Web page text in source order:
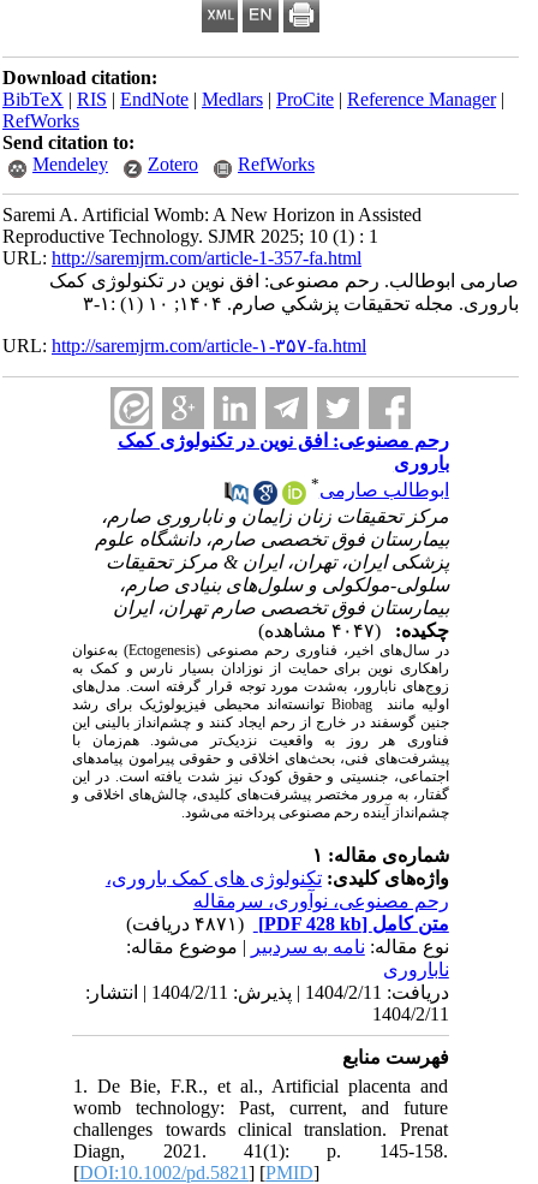
Download citation:
BibTeX|RIS|EndNote|Medlars|ProCite|Reference Manager
RefWorks
Send citation to:
Mendeley
Zotero RefWorks
Saremi A. Artificial Womb: A New Horizon in Assisted
Reproductive Technology. SJMR 2025; 10 (1) : 1
URL:http://saremjrm.com/article-1-357-fa.html
صارمی ابوطالب. رحم مصنوعی: افق نوین در تکنولوژی کمک
باروری. مجله تحقيقات پزشكي صارم. ۱۴۰۴; ۱۰ (۱) :۱-۳
URL:http://saremjrm.com/article-۱-۳۵۷-fa.html
رحم مصنوعی: افق نوین در تکنولوژی کمک
باروری
ابوطالب صارمی
مرکز تحقیقات زنان زایمان و ناباروری صارم،
بیمارستان فوق تخصصی صارم، دانشگاه علوم
پزشکی ایران، تهران، ایران & مرکز تحقیقات
سلولی-مولکولی و سلول‌های بنیادی صارم،
بیمارستان فوق تخصصی صارم تهران، ایران
چکیده:
در سال‌های اخیر، فناوری رحم مصنوعی ( Ectogenesis
) به‌عنوان
راهکاری نوین برای حمایت از نوزادان بسیار نارس و کمک به
زوج‌های نابارور، به‌شدت مورد توجه قرار گرفته است. مدل‌های
اولیه مانند Biobag توانسته‌اند محیطی فیزیولوژیک برای رشد
جنین گوسفند در خارج از رحم ایجاد کنند و چشم‌انداز بالینی این
فناوری هر روز به واقعیت نزدیک‌تر می‌شود. هم‌زمان با
پیشرفت‌های فنی، بحث‌های اخلاقی و حقوقی پیرامون پیامدهای
اجتماعی، جنسیتی و حقوق کودک نیز شدت یافته است. در این
گفتار، به مرور مختصر پیشرفت‌های کلیدی، چالش‌های اخلاقی و
چشم‌انداز آینده رحم مصنوعی پرداخته می‌شود.
شماره‌ی مقاله: ۱
واژه‌های کلیدی:تکنولوژی های کمک باروری،
رحم مصنوعی، نوآوری، سرمقاله
متن کامل[PDF 428 kb]
نوع مقاله:نامه به سردبیر| موضوع مقاله:
ناباروری
دریافت: 1404/2/11 | پذیرش: 1404/2/11 | انتشار:
1404/2/11
فهرست منابع
1. De Bie, F.R., et al., Artificial placenta and
womb technology: Past, current, and future
challenges towards clinical translation. Prenat
Diagn, 2021. 41(1): p. 145-158.
[DOI:10.1002/pd.5821] [PMID